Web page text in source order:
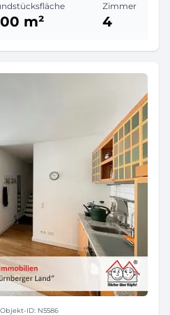
m²
Zimmer
4
ID: N5586